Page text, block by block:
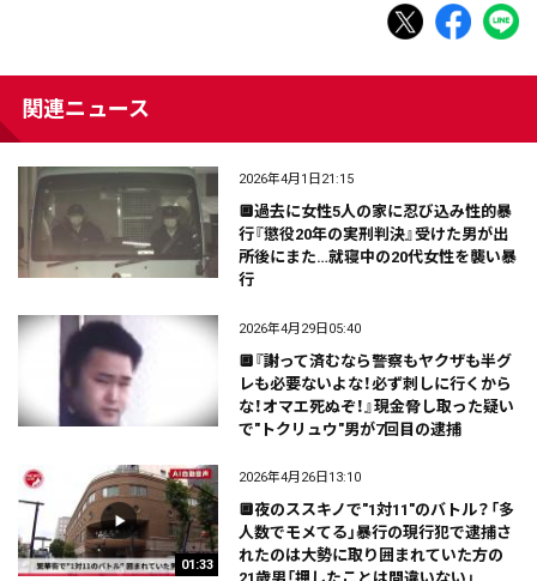
関連ニュース
2026年4月1日21:15
🔲過去に女性5人の家に忍び込み性的暴
行『懲役20年の実刑判決』受けた男が出
所後にまた…就寝中の20代女性を襲い暴
行
2026年4月29日05:40
🔲『謝って済むなら警察もヤクザも半グ
レも必要ないよな！必ず刺しに行くから
な！オマエ死ぬぞ！』現金脅し取った疑い
で"トクリュウ"男が7回目の逮捕
01:33
2026年4月26日13:10
🔲夜のススキノで"1対11"のバトル？「多
人数でモメてる」暴行の現行犯で逮捕さ
れたのは大勢に取り囲まれていた方の